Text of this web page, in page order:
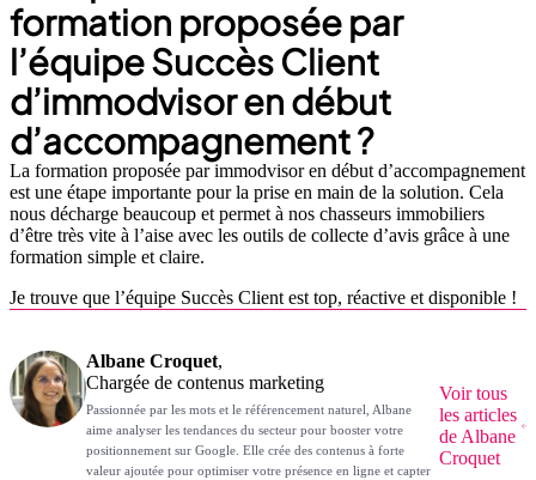
formation proposée par
l’équipe Succès Client
d’immodvisor en début
d’accompagnement ?
La formation proposée par immodvisor en début d’accompagnement
est une étape importante pour la prise en main de la solution. Cela
nous décharge beaucoup et permet à nos chasseurs immobiliers
d’être très vite à l’aise avec les outils de collecte d’avis grâce à une
formation simple et claire.
Je trouve que l’équipe Succès Client est top, réactive et disponible !
Albane Croquet,
Chargée de contenus marketing
Passionnée par les mots et le référencement naturel, Albane
aime analyser les tendances du secteur pour booster votre
positionnement sur Google. Elle crée des contenus à forte
valeur ajoutée pour optimiser votre présence en ligne et capter
Voir tous
les articles
de Albane
Croquet